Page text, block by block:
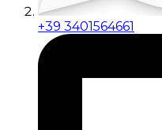
+39 3401564661